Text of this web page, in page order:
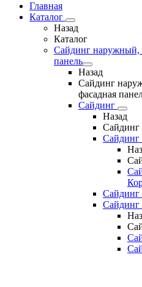
Главная
Каталог
Назад
Каталог
Сайдинг наружный,
панель
Назад
Сайдинг
фасадная
Сайдинг
Назад
Сайдинг
Сайдинг